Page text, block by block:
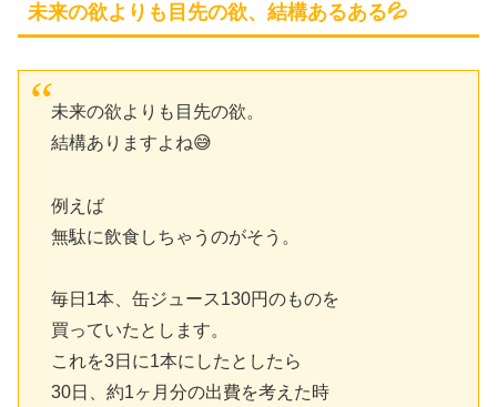
未来の欲よりも目先の欲、結構あるある💦
未来の欲よりも目先の欲。
結構ありますよね😅
例えば
無駄に飲食しちゃうのがそう。
毎日1本、缶ジュース130円のものを
買っていたとします。
これを3日に1本にしたとしたら
30日、約1ヶ月分の出費を考えた時